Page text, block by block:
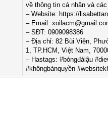
về thông tin cá nhân và
– Website: https://
– Email:
– SĐT: 0909098386
– Địa chỉ: 82 Bùi Viện,
1, TP.HCM, Việt Nam,
– Hastags: #bóngđálậu
#khôngbảnquyền